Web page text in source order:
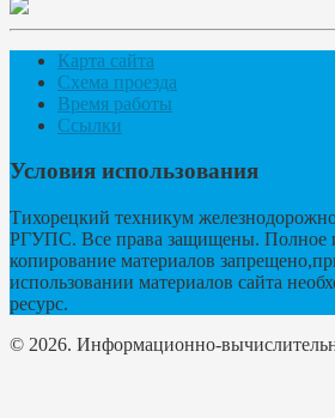
Карта сайта
Схема проезда
Время работы
Ссылки
Условия использования
Тихорецкий техникум
РГУПС. Все права защищены. Полное
копирование материалов
использовании материалов сайта
ресурс.
© 2026. Информационно-